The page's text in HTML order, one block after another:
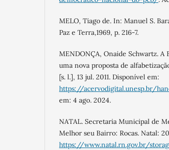
MELO, Tiago de. In: Manuel S.
Paz e Terra,1969, p. 216-7.
MENDONÇA, Onaide Schwartz.
uma nova proposta de
[s. l.], 13 jul. 2011. Disponível em:
https://acervodigital.unesp.br/
em: 4 ago. 2024.
NATAL. Secretaria Municipal de
Melhor seu Bairro: Rocas. Natal:
https://www.natal.rn.gov.br/